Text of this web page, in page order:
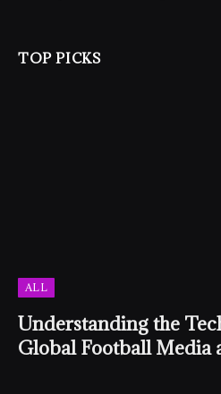
TOP PICKS
ALL
Understanding the
Global Football Media